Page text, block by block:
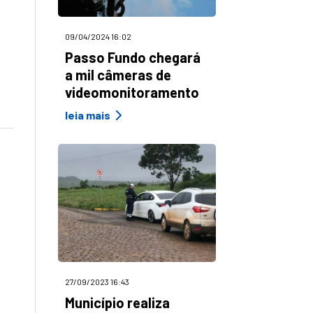
09/04/2024 16:02
Passo Fundo chegará
a mil câmeras de
videomonitoramento
leia mais
27/09/2023 16:43
Município realiza